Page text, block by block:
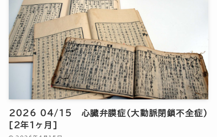
2026 04/15 心臓弁膜症(大動脈閉鎖不全症)
[2年1ヶ月]